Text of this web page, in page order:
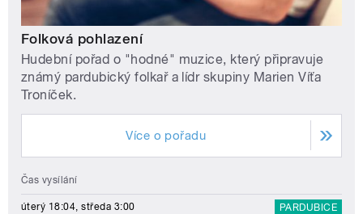
Folková pohlazení
Hudební pořad o "hodné" muzice, který připravuje
známý pardubický folkař a lídr skupiny Marien Víťa
Troníček.
Více o pořadu
Čas vysílání
úterý 18:04, středa 3:00 PARDUBICE